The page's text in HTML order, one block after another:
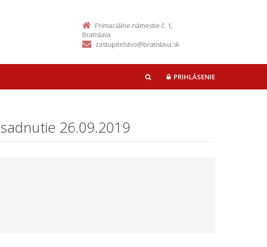
Primaciálne námestie č. 1,
Bratislava
zastupitelstvo@bratislava.sk
HĽADAŤPRIHLÁSENIE
26.09.2019